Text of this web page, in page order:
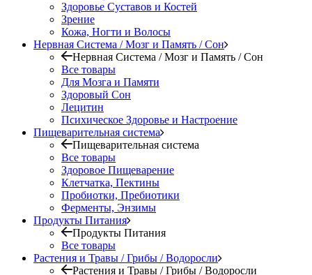
Здоровье Суставов и Костей
Зрение
Кожа, Ногти и Волосы
Нервная Система / Мозг и Память / Сон
Нервная Система / Мозг и Память / Сон
Все товары
Для Мозга и Памяти
Здоровый Сон
Лецитин
Психическое Здоровье и Настроение
Пищеварительная система
Пищеварительная система
Все товары
Здоровое Пищеварение
Клетчатка, Пектины
Пробиотки, Пребиотики
Ферменты, Энзимы
Продукты Питания
Продукты Питания
Все товары
Растения и Травы / Грибы / Водоросли
Растения и Травы / Грибы / Водоросли